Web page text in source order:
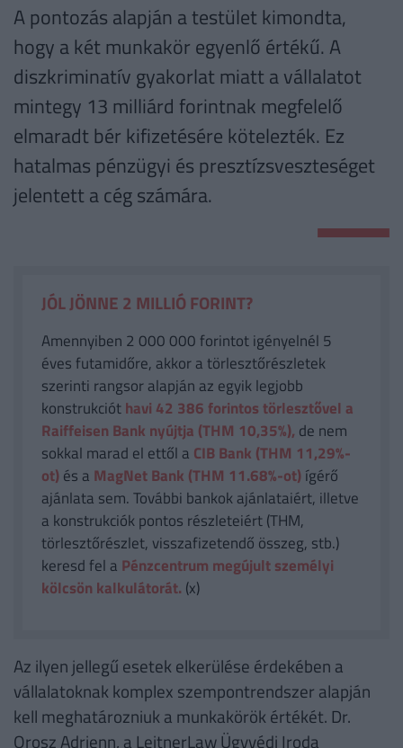
A pontozás alapján a testület kimondta,
hogy a két munkakör egyenlő értékű. A
diszkriminatív gyakorlat miatt a vállalatot
mintegy 13 milliárd forintnak megfelelő
elmaradt bér kifizetésére kötelezték. Ez
hatalmas pénzügyi és presztízsveszteséget
jelentett a cég számára.
JÓL JÖNNE 2 MILLIÓ FORINT?
Amennyiben 2 000 000 forintot igényelnél 5
éves futamidőre, akkor a törlesztőrészletek
szerinti rangsor alapján az egyik legjobb
konstrukcióthavi 42 386 forintos törlesztővel a
Raiffeisen Bank nyújtja (THM 10,35%), de nem
sokkal marad el ettől a CIB Bank (THM 11,29%-
ot)és a MagNet Bank (THM 11.68%-ot)ígérő
ajánlata sem. További bankok ajánlataiért, illetve
a konstrukciók pontos részleteiért (THM,
törlesztőrészlet, visszafizetendő összeg, stb.)
keresd fel a Pénzcentrum megújult személyi
kölcsön kalkulátorát. (x)
Az ilyen jellegű esetek elkerülése érdekében a
vállalatoknak komplex szempontrendszer alapján
kell meghatározniuk a munkakörök értékét. Dr.
Orosz Adrienn, a LeitnerLaw Ügyvédi Iroda